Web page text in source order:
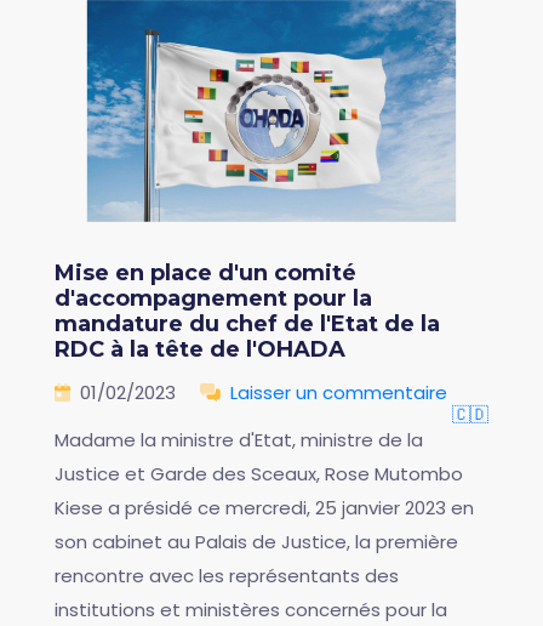
Mise en place d'un comité
d'accompagnement pour la
mandature du chef de l'Etat de la
RDC à la tête de l'OHADA
01/02/2023
Laisser un commentaire
🇨🇩
Madame la ministre d'Etat, ministre de la
Justice et Garde des Sceaux, Rose Mutombo
Kiese a présidé ce mercredi, 25 janvier 2023 en
son cabinet au Palais de Justice, la première
rencontre avec les représentants des
institutions et ministères concernés pour la